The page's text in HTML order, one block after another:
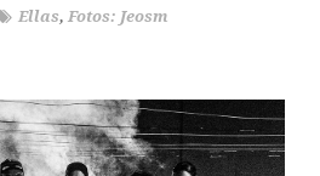
Ellas, Fotos: Jeosm